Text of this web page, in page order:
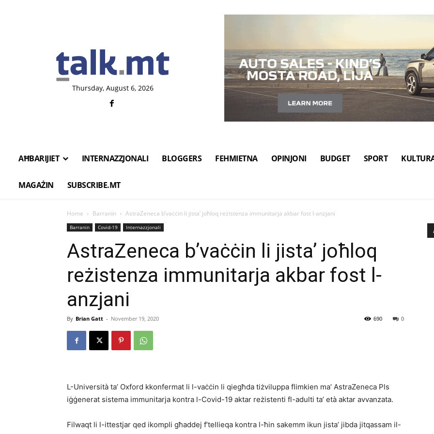
Thursday, August 6, 2026
AĦBARIJIET INTERNAZZJONALI BLOGGERS FEHMIETNA OPINJONI BUDGET SPORT
MAGAŻIN SUBSCRIBE.MT
Home Barranin AstraZeneca b’vaċċin li jista’ joħloq reżistenza immunitarja akbar fost l-anzjani
Barranin Covid-19 Internazzjonali
AstraZeneca b’vaċċin li jista’ joħloq
reżistenza immunitarja akbar fost l-
anzjani
By Brian Gatt - November 19, 2020 0
690
L-Università ta’ Oxford kkonfermat li l-vaċċin li qiegħda tiżviluppa flimkien ma’ AstraZeneca Pls
iġġenerat sistema immunitarja kontra l-Covid-19 aktar reżistenti fl-adulti ta’ età aktar avvanzata.
Filwaqt li l-ittestjar qed ikompli għaddej f’tellieqa kontra l-ħin sakemm ikun jista’ jibda jitqassam il-